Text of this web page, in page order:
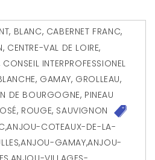
, BLANC, CABERNET FRANC,
, CENTRE-VAL DE LOIRE,
CONSEIL INTERPROFESSIONEL
, GAMAY, GROLLEAU,
DE BOURGOGNE, PINEAU
, ROUGE, SAUVIGNON
,ANJOU-COTEAUX-DE-LA-
,ANJOU-GAMAY,ANJOU-